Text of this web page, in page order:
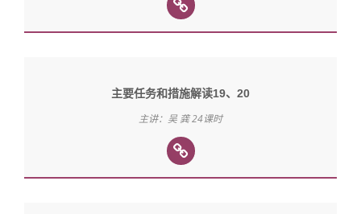
主要任务和措施解读19、20
主讲：吴 龚 24课时